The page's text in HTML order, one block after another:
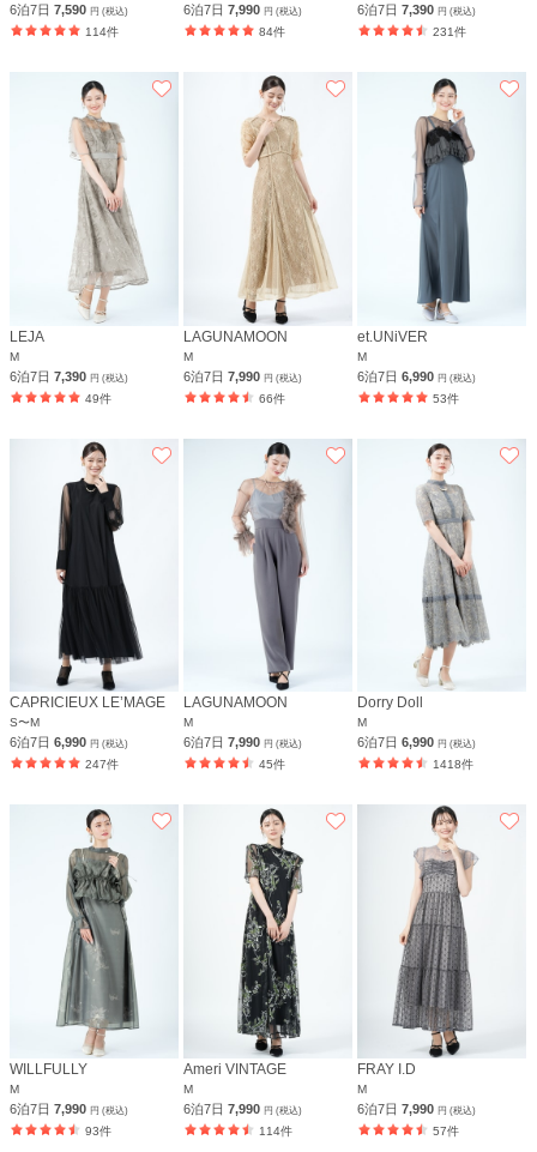
6泊7日 7,590 円 (税込)
114件
6泊7日7,990円 (税込)
84件
6泊7日7,390円 (税込)
231件
LEJA
M
6泊7日 7,390 円 (税込)
49件
LAGUNAMOON
M
6泊7日7,990円 (税込)
66件
et.UNiVER
M
6泊7日6,990円 (税込)
53件
CAPRICIEUX LE’MAGE
S〜M
6泊7日 6,990 円 (税込)
247件
LAGUNAMOON
M
6泊7日7,990円 (税込)
45件
Dorry Doll
M
6泊7日6,990円 (税込)
1418件
WILLFULLY
M
6泊7日 7,990 円 (税込)
93件
Ameri VINTAGE
M
6泊7日7,990円 (税込)
114件
FRAY I.D
M
6泊7日7,990円 (税込)
57件